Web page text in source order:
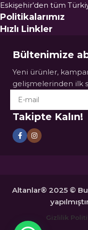
Eskişehir’den tüm
Politikalarımız
Hızlı Linkler
Bültenimize
Yeni ürünler,
gelişmelerinden ilk
Takipte Kalın!
Altanlar® 2025 ©
Gizlilik